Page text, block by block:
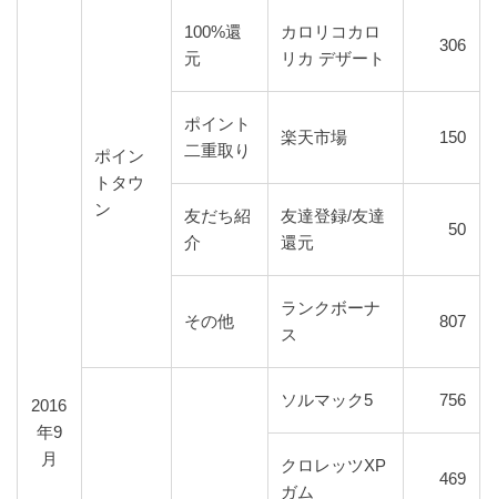
2016
年9
月
ポイン
トタウ
ン
100%還
元
カロリコカロ
リカ デザート
306
ポイント
二重取り
楽天市場 150
友だち紹
介
友達登録/友達
還元
50
その他
ランクボーナ
ス
807
ソルマック5 756
クロレッツXP
ガム
469